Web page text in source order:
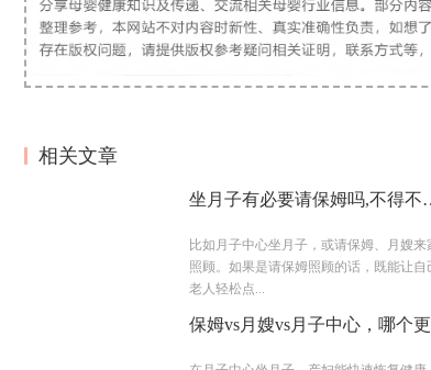
相关文章
坐月子有必要请保姆吗,不得不
比如月子中心坐月子，或请保姆、月嫂来
照顾。如果是请保姆照顾的话，既能让自
老人轻松点...
保姆vs月嫂vs月子中心，哪个